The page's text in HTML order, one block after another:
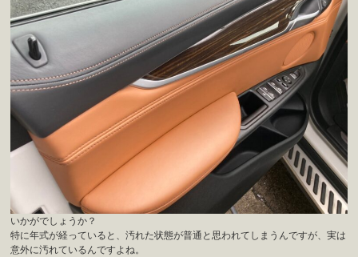
いかがでしょうか？
特に年式が経っていると、汚れた状態が普通と思われてしまうんですが、実は
意外に汚れているんですよね。